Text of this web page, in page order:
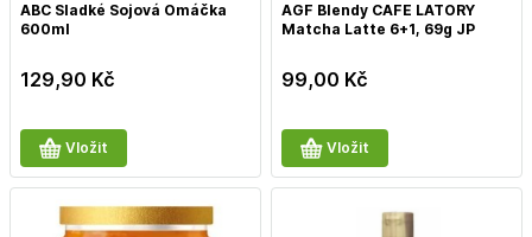
ABC Sladké Sojová Omáčka
600ml
129,90 Kč
Vložit
AGF Blendy CAFE LATORY
Matcha Latte 6+1, 69g JP
99,00 Kč
Vložit